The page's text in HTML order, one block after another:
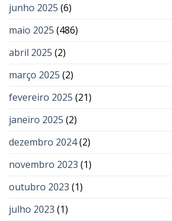
junho 2025 (6)
maio 2025 (486)
abril 2025 (2)
março 2025 (2)
fevereiro 2025 (21)
janeiro 2025 (2)
dezembro 2024(2)
novembro 2023 (1)
outubro 2023 (1)
julho 2023 (1)